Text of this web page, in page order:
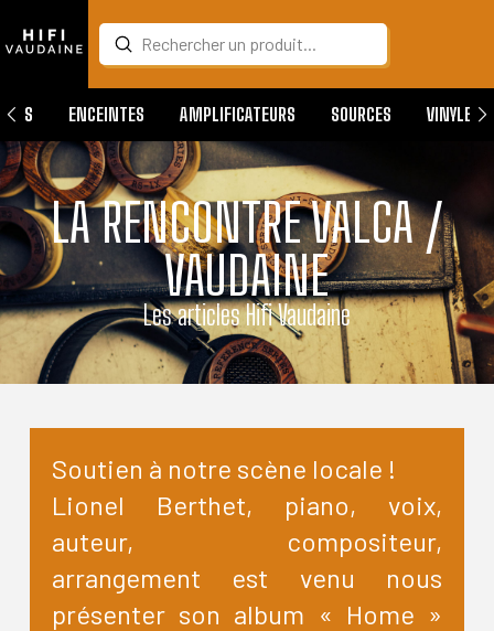
Search
Submit
ENCEINTES AMPLIFICATEURS SOURCES VINYLES
LA RENCONTRE VALCA /
VAUDAINE
Les articles Hifi Vaudaine
Soutien à notre scène locale !
Lionel Berthet, piano, voix,
auteur, compositeur,
arrangement est venu nous
présenter son album « Home »